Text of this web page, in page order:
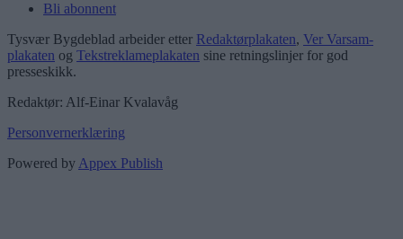
Bli abonnent
Tysvær Bygdeblad arbeider etter Redaktørplakaten, Ver Varsam-
plakaten og Tekstreklameplakaten sine retningslinjer for god
presseskikk.
Redaktør: Alf-Einar Kvalavåg
Personvernerklæring
Powered by Appex Publish